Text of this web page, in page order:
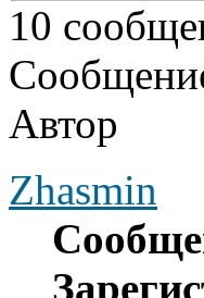
10
Автор
Zhasmin